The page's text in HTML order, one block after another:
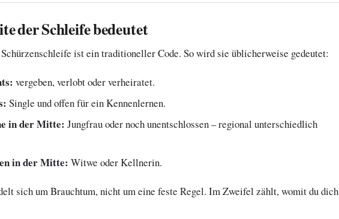
der Schleife bedeutet
ist ein traditioneller Code. So wird sie üblicherweise gedeutet:
vergeben, verlobt oder verheiratet.
Single und offen für ein Kennenlernen.
in der Mitte: Jungfrau oder noch unentschlossen – regional unterschiedlich
in der Mitte: Witwe oder Kellnerin.
sich um Brauchtum, nicht um eine feste Regel. Im Zweifel zählt, womit du dich